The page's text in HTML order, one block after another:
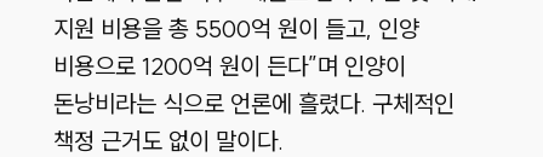
지원 비용을 총 5500억 원이 들고, 인양
비용으로 1200억 원이 든다”며 인양이
돈낭비라는 식으로 언론에 흘렸다. 구체적인
책정 근거도 없이 말이다.